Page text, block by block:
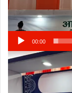
00:00